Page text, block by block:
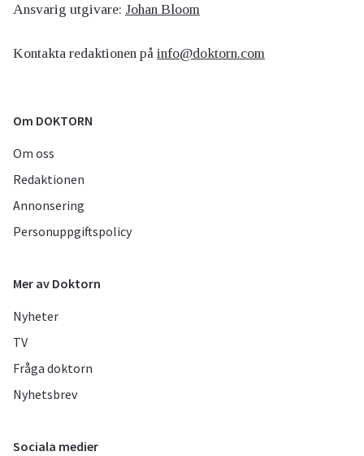
Ansvarig utgivare: Johan Bloom
Kontakta redaktionen på info@doktorn.com
Om DOKTORN
Om oss
Redaktionen
Annonsering
Personuppgiftspolicy
Mer av Doktorn
Nyheter
TV
Fråga doktorn
Nyhetsbrev
Sociala medier